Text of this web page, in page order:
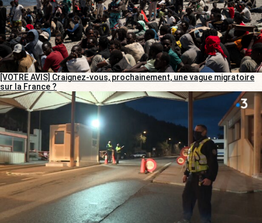
[VOTRE AVIS] Craignez-vous, prochainement, une vague migratoire
sur la France ?